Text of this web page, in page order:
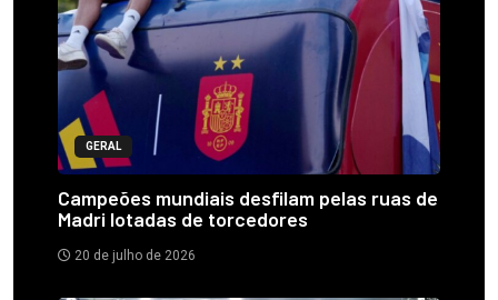
GERAL
Campeões mundiais desfilam pelas ruas de
Madri lotadas de torcedores
20 de julho de 2026